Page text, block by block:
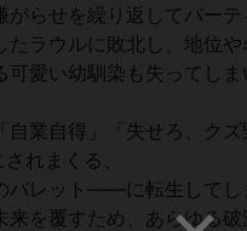
がらせを繰り返してパーテ
たラウルに敗北し、地位や
可愛い幼馴染も失ってし
自業自得」「失せろ、ク
れまくる、
バレット――に転生してし
来を覆すため、あらゆる